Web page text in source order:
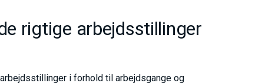
rigtige arbejdsstillinger
i forhold til arbejdsgange og